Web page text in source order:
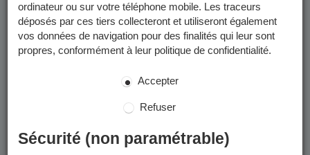
ordinateur ou sur votre téléphone mobile. Les traceurs
déposés par ces tiers collecteront et utiliseront également
vos données de navigation pour des finalités qui leur sont
propres, conformément à leur politique de confidentialité.
Accepter
Refuser
Sécurité (non paramétrable)